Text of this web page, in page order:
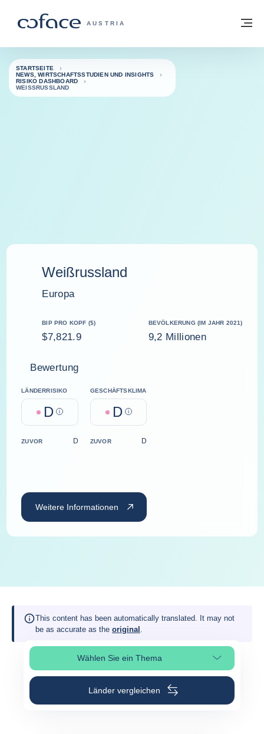
COFACE FOR TRADE - WEBSEITE DER
AUSTRIA
Zurück zur Startseite
STARTSEITE
NEWS, WIRTSCHAFTSSTUDIEN UND INSIGHTS
RISIKO DASHBOARD
WEISSRUSSLAND
Weißrussland
Europa
BIP PRO KOPF ($)
$7,821.9
BEVÖLKERUNG (IM JAHR 2021)
9,2 Millionen
Bewertung
LÄNDERRISIKO
D Help
GESCHÄFTSKLIMA
D Help
ZUVOR D ZUVOR D
Weitere Informationen
This content has been automatically translated. It may not
be as accurate as the original .
Wählen Sie ein ThemaSeitenabschnitt auswählen
Länder vergleichen